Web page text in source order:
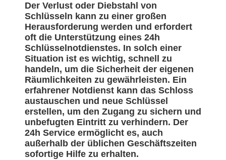
Der Verlust oder Diebstahl von
Schlüsseln kann zu einer großen
Herausforderung werden und erfordert
oft die Unterstützung eines 24h
Schlüsselnotdienstes. In solch einer
Situation ist es wichtig, schnell zu
handeln, um die Sicherheit der eigenen
Räumlichkeiten zu gewährleisten. Ein
erfahrener Notdienst kann das Schloss
austauschen und neue Schlüssel
erstellen, um den Zugang zu sichern und
unbefugten Eintritt zu verhindern. Der
24h Service ermöglicht es, auch
außerhalb der üblichen Geschäftszeiten
sofortige Hilfe zu erhalten.